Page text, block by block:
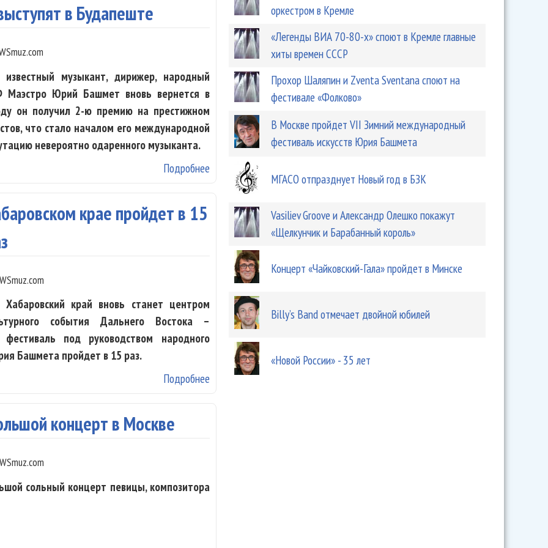
в Будапеште
музыкант, дирижер, народный
Юрий Башмет вновь вернется в
он получил 2-ю премию на престижном
что стало началом его международной
невероятно одаренного музыканта.
Подробнее о Юрий Башмет и ВЮСО выступят в Будапеште
крае пройдет в 15
край вновь станет центром
события Дальнего Востока –
под руководством народного
Башмета пройдет в 15 раз.
Подробнее о Фестиваль Юрия Башмета в Хабаровском крае пройдет в 15 раз
концерт в Москве
сольный концерт певицы, композитора
оркестром в Кремле
«Легенды ВИА 70-80-х» споют в Кремле главные
хиты времен СССР
Прохор Шаляпин и Zventa Sventana споют на
фестивале «Фолково»
В Москве пройдет VII Зимний международный
фестиваль искусств Юрия Башмета
МГАСО отпразднует Новый год в БЗК
Vasiliev Groove и Александр Олешко покажут
«Щелкунчик и Барабанный король»
Концерт «Чайковский-Гала» пройдет в Минске
Billy’s Band отмечает двойной юбилей
«Новой России» - 35 лет